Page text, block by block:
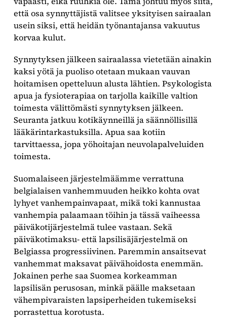
että osa synnyttäjistä valitsee yksityisen sairaalan
usein siksi, että heidän työnantajansa vakuutus
korvaa kulut.
Synnytyksen jälkeen sairaalassa vietetään ainakin
kaksi yötä ja puoliso otetaan mukaan vauvan
hoitamisen opetteluun alusta lähtien. Psykologista
apua ja fysioterapiaa on tarjolla kaikille valtion
toimesta välittömästi synnytyksen jälkeen.
Seuranta jatkuu kotikäynneillä ja säännöllisillä
lääkärintarkastuksilla. Apua saa kotiin
tarvittaessa, jopa yöhoitajan neuvolapalveluiden
toimesta.
Suomalaiseen järjestelmäämme verrattuna
belgialaisen vanhemmuuden heikko kohta ovat
lyhyet vanhempainvapaat, mikä toki kannustaa
vanhempia palaamaan töihin ja tässä vaiheessa
päiväkotijärjestelmä tulee vastaan. Sekä
päiväkotimaksu- että lapsilisäjärjestelmä on
Belgiassa progressiivinen. Paremmin ansaitsevat
vanhemmat maksavat päivähoidosta enemmän.
Jokainen perhe saa Suomea korkeamman
lapsilisän perusosan, minkä päälle maksetaan
vähempivaraisten lapsiperheiden tukemiseksi
porrastettua korotusta.